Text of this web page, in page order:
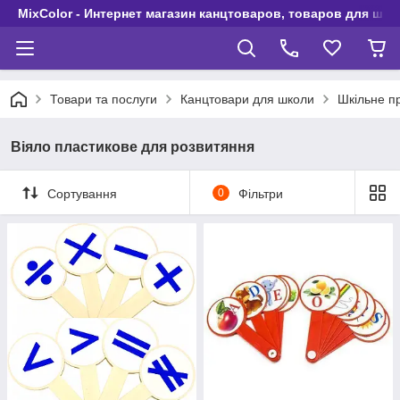
MixColor - Интернет магазин канцтоваров, товаров для
Товари та послуги Канцтовари для школи Шкільне
Віяло пластикове для розвитяння
Сортування 0 Фільтри